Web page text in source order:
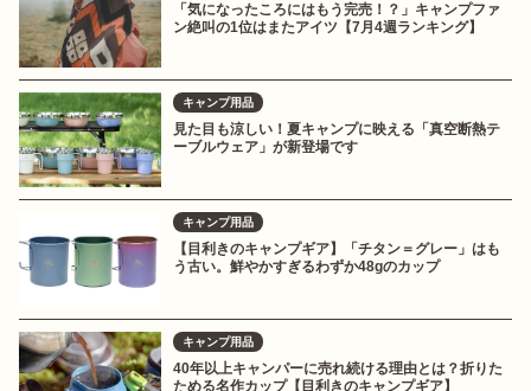
「気になったころにはもう完売！？」キャンプファ
ン絶叫の1位はまたアイツ【7月4週ランキング】
キャンプ用品
見た目も涼しい！夏キャンプに映える「真空断熱テ
ーブルウェア」が新登場です
キャンプ用品
【目利きのキャンプギア】「チタン＝グレー」はも
う古い。鮮やかすぎるわずか48gのカップ
キャンプ用品
40年以上キャンパーに売れ続ける理由とは？折りた
ためる名作カップ【目利きのキャンプギア】